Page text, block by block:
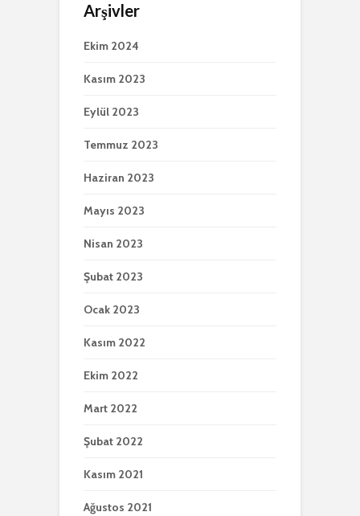
Arşivler
Ekim 2024
Kasım 2023
Eylül 2023
Temmuz 2023
Haziran 2023
Mayıs 2023
Nisan 2023
Şubat 2023
Ocak 2023
Kasım 2022
Ekim 2022
Mart 2022
Şubat 2022
Kasım 2021
Ağustos 2021